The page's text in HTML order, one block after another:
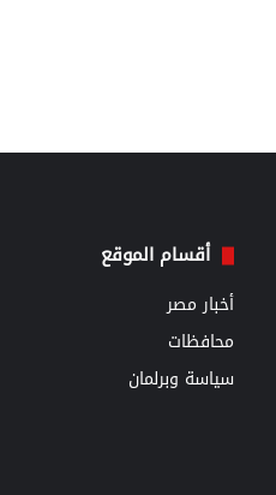
أقسام الموقع
أخبار مصر
محافظات
سياسة وبرلمان